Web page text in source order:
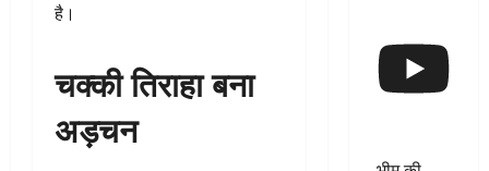
है।
चक्की तिराहा बना
अड़चन